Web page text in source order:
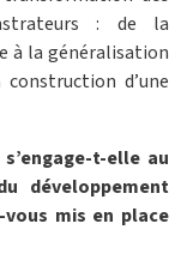
: de la
à la généralisation
d’une
t-elle au
développement
mis en place